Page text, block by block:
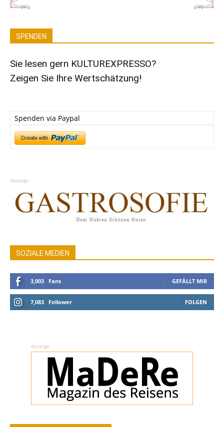
SPENDEN
Sie lesen gern KULTUREXPRESSO?
Zeigen Sie Ihre Wertschätzung!
Spenden via Paypal
Anzeige
SOZIALE MEDIEN
3,003 Fans GEFÄLLT MIR
7,083 Follower FOLGEN
Anzeige